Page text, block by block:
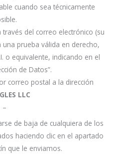
cuando sea técnicamente
del correo electrónico (su
prueba válida en derecho,
o equivalente, indicando en el
de Datos”.
correo postal a la dirección
LLC
–
de baja de cualquiera de los
haciendo clic en el apartado
que le enviamos.